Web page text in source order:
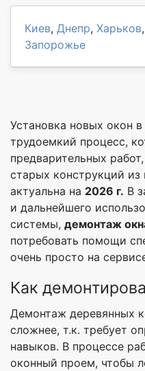
Киев, Днепр, Харьков,
Запорожье
Установка новых окон
трудоемкий процесс,
предварительных
старых конструкций
актуальна на 2026 г. В
и дальнейшего
системы, демонтаж
потребовать помощи
очень просто на
Как
Демонтаж деревянных
сложнее, т.к. требует
навыков. В процессе
оконный проем, чтобы